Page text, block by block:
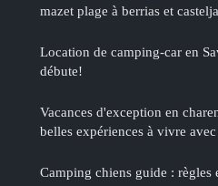
mazet plage à berrias et
Location de camping-car en
débute!
Vacances d'exception en
belles expériences à vivre
Camping chiens guide : règles